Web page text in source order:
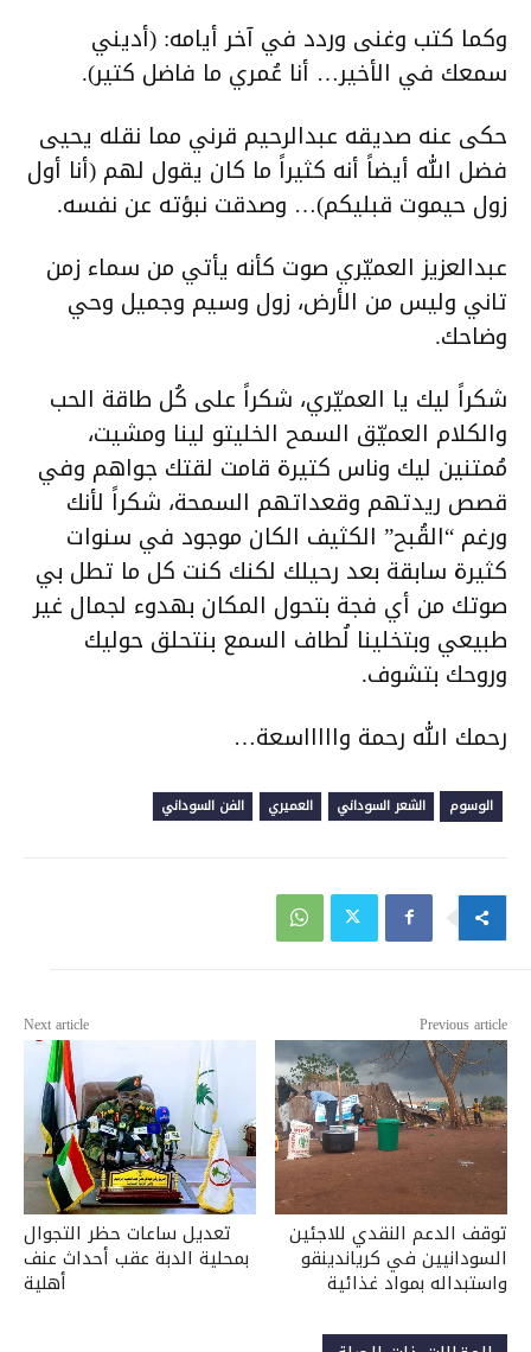
وكما كتب وغنى وردد في آخر أيامه: (أديني
سمعك في الأخير… أنا عُمري ما فاضل كتير).
حكى عنه صديقه عبدالرحيم قرني مما نقله يحيى
فضل الله أيضاً أنه كثيراً ما كان يقول لهم (أنا أول
زول حيموت قبليكم)… وصدقت نبؤته عن نفسه.
عبدالعزيز العميّري صوت كأنه يأتي من سماء زمن
تاني وليس من الأرض، زول وسيم وجميل وحي
وضاحك.
شكراً ليك يا العميّري، شكراً على كُل طاقة الحب
والكلام العميّق السمح الخليتو لينا ومشيت،
مُمتنين ليك وناس كتيرة قامت لقتك جواهم وفي
قصص ريدتهم وقعداتهم السمحة، شكراً لأنك
ورغم “القُبح” الكثيف الكان موجود في سنوات
كثيرة سابقة بعد رحيلك لكنك كنت كل ما تطل بي
صوتك من أي فجة بتحول المكان بهدوء لجمال غير
طبيعي وبتخلينا لُطاف السمع بنتحلق حوليك
وروحك بتشوف.
رحمك الله رحمة واااااسعة…
الوسوم الشعر السوداني العميري الفن السوداني
Previous article
توقف الدعم النقدي للاجئين
السودانيين في كرياندينقو
واستبداله بمواد غذائية
Next article
تعديل ساعات حظر التجوال
بمحلية الدبة عقب أحداث عنف
أهلية